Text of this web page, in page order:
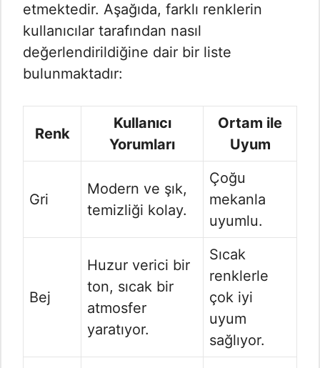
etmektedir. Aşağıda, farklı renklerin
kullanıcılar tarafından nasıl
değerlendirildiğine dair bir liste
bulunmaktadır:
Renk
Kullanıcı
Yorumları
Ortam ile
Uyum
Gri
Modern ve şık,
temizliği kolay.
Çoğu
mekanla
uyumlu.
Bej
Huzur verici bir
ton, sıcak bir
atmosfer
yaratıyor.
Sıcak
renklerle
çok iyi
uyum
sağlıyor.